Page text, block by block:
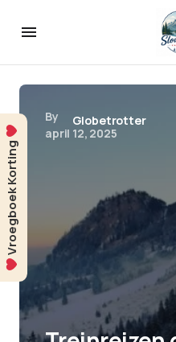
By
Globetrotter
april 12, 2025
Vroegboek Korting